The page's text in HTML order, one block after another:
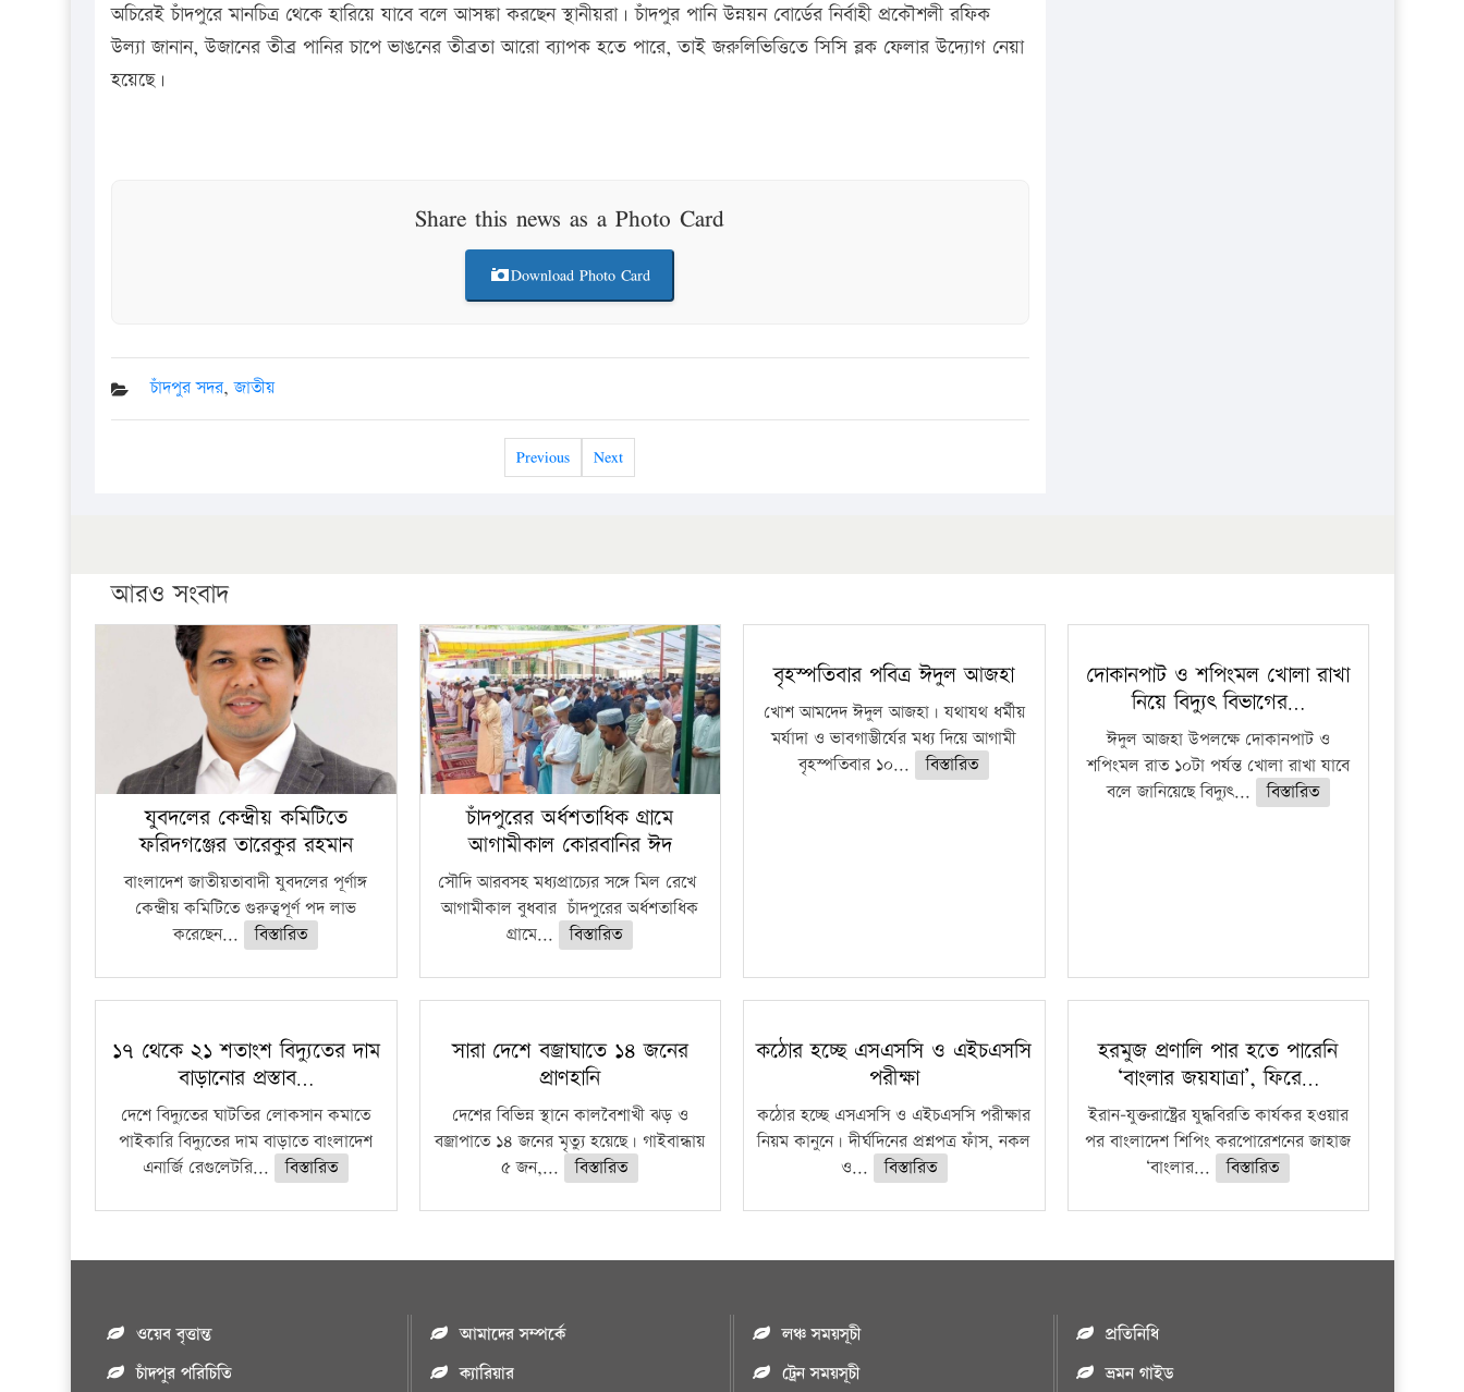
অচিরেই চাঁদপুরে মানচিত্র থেকে হারিয়ে যাবে বলে আসঙ্কা করছেন স্থানীয়রা। চাঁদপুর পানি উন্নয়ন বোর্ডের নির্বাহী প্রকৌশলী রফিক
উল্যা জানান, উজানের তীব্র পানির চাপে ভাঙনের তীব্রতা আরো ব্যাপক হতে পারে, তাই জরুলিভিত্তিতে সিসি ব্লক ফেলার উদ্যোগ নেয়া
হয়েছে।
Share this news as a Photo Card
Download Photo Card
চাঁদপুর সদর,জাতীয়
Previous Next
আরও সংবাদ
যুবদলের কেন্দ্রীয় কমিটিতে
ফরিদগঞ্জের তারেকুর রহমান
বাংলাদেশ জাতীয়তাবাদী যুবদলের পূর্ণাঙ্গ
কেন্দ্রীয় কমিটিতে গুরুত্বপূর্ণ পদ লাভ
করেছেন...
বিস্তারিত
চাঁদপুরের অর্ধশতাধিক গ্রামে
আগামীকাল কোরবানির ঈদ
সৌদি আরবসহ মধ্যপ্রাচ্যের সঙ্গে মিল রেখে
আগামীকাল বুধবার চাঁদপুরের অর্ধশতাধিক
গ্রামে...
বিস্তারিত
বৃহস্পতিবার পবিত্র ঈদুল আজহা
খোশ আমদেদ ঈদুল আজহা। যথাযথ ধর্মীয়
মর্যাদা ও ভাবগাম্ভীর্যের মধ্য দিয়ে আগামী
বৃহস্পতিবার ১০...
বিস্তারিত
দোকানপাট ও শপিংমল খোলা রাখা
নিয়ে বিদ্যুৎ বিভাগের…
ঈদুল আজহা উপলক্ষে দোকানপাট ও
শপিংমল রাত ১০টা পর্যন্ত খোলা রাখা যাবে
বলে জানিয়েছে বিদ্যুৎ...
বিস্তারিত
১৭ থেকে ২১ শতাংশ বিদ্যুতের দাম
বাড়ানোর প্রস্তাব…
দেশে বিদ্যুতের ঘাটতির লোকসান কমাতে
পাইকারি বিদ্যুতের দাম বাড়াতে বাংলাদেশ
এনার্জি রেগুলেটরি...
বিস্তারিত
সারা দেশে বজ্রাঘাতে ১৪ জনের
প্রাণহানি
দেশের বিভিন্ন স্থানে কালবৈশাখী ঝড় ও
বজ্রাপাতে ১৪ জনের মৃত্যু হয়েছে। গাইবান্ধায়
৫ জন,...
বিস্তারিত
কঠোর হচ্ছে এসএসসি ও এইচএসসি
পরীক্ষা
কঠোর হচ্ছে এসএসসি ও এইচএসসি পরীক্ষার
নিয়ম কানুনে। দীর্ঘদিনের প্রশ্নপত্র ফাঁস, নকল
ও...
বিস্তারিত
হরমুজ প্রণালি পার হতে পারেনি
‘বাংলার জয়যাত্রা’, ফিরে…
ইরান-যুক্তরাষ্ট্রের যুদ্ধবিরতি কার্যকর হওয়ার
পর বাংলাদেশ শিপিং করপোরেশনের জাহাজ
‘বাংলার...
বিস্তারিত
ওয়েব বৃত্তান্ত
চাঁদপুর পরিচিতি
আমাদের সম্পর্কে
ক্যারিয়ার
লঞ্চ সময়সূচী
ট্রেন সময়সূচী
প্রতিনিধি
ভ্রমন গাইড